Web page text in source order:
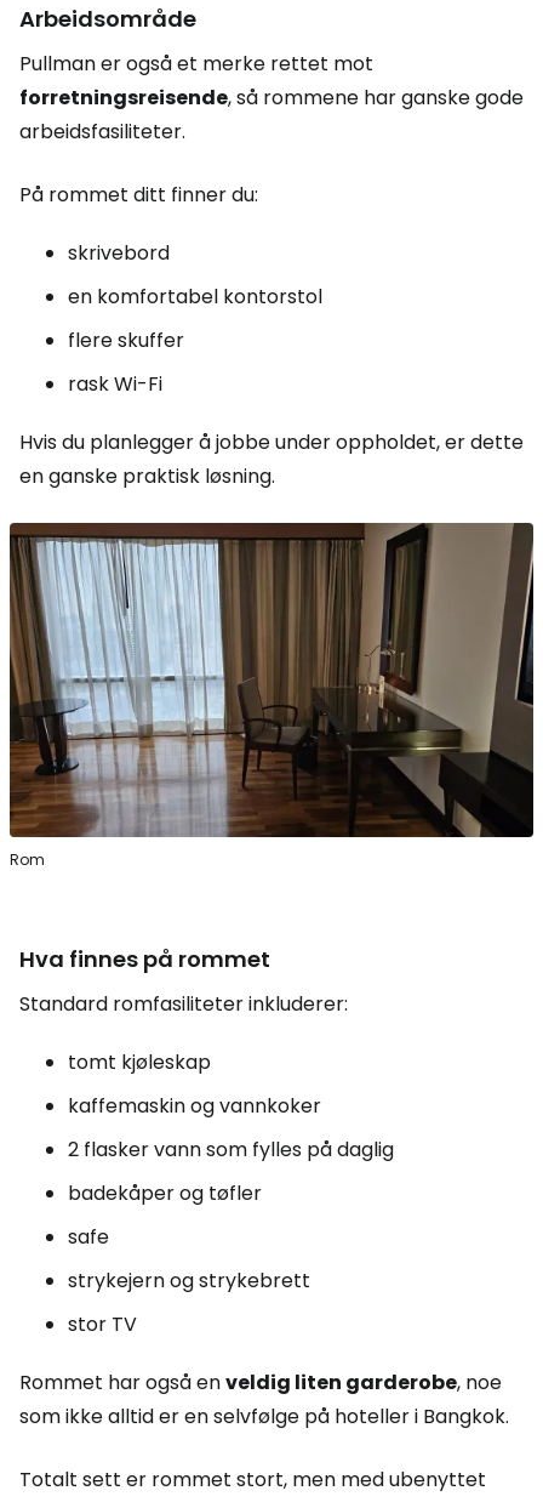
Arbeidsområde
Pullman er også et merke rettet mot
forretningsreisende, så rommene har ganske gode
arbeidsfasiliteter.
På rommet ditt finner du:
skrivebord
en komfortabel kontorstol
flere skuffer
rask Wi-Fi
Hvis du planlegger å jobbe under oppholdet, er dette
en ganske praktisk løsning.
Rom
Hva finnes på rommet
Standard romfasiliteter inkluderer:
tomt kjøleskap
kaffemaskin og vannkoker
2 flasker vann som fylles på daglig
badekåper og tøfler
safe
strykejern og strykebrett
stor TV
Rommet har også enveldig liten garderobe, noe
som ikke alltid er en selvfølge på hoteller i Bangkok.
Totalt sett er rommet stort, men med ubenyttet